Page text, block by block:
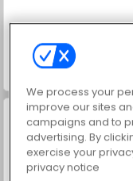
We process your
improve our sites
campaigns and to
advertising. By
exercise your
privacy notice